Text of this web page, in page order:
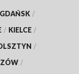
GDAŃSK /
/ KIELCE /
/
/